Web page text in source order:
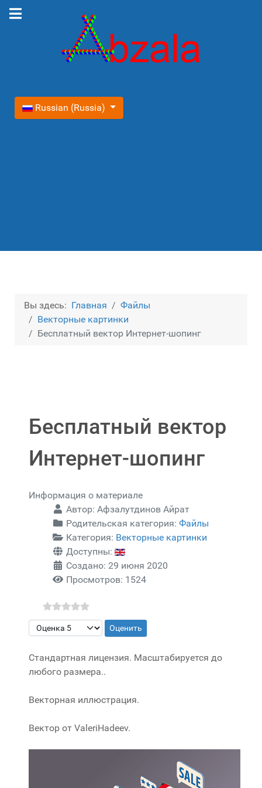
Выберите язык
Russian (Russia)
Вы здесь: Главная
Файлы
Векторные картинки
Бесплатный вектор Интернет-шопинг
Бесплатный вектор
Интернет-шопинг
Информация о материале
Автор: Афзалутдинов Айрат
Родительская категория: Файлы
Категория: Векторные картинки
Доступны:
Создано: 29 июня 2020
Просмотров: 1524
Пожалуйста, оцените
Стандартная лицензия. Масштабируется до
любого размера..
Векторная иллюстрация.
Вектор от ValeriHadeev.